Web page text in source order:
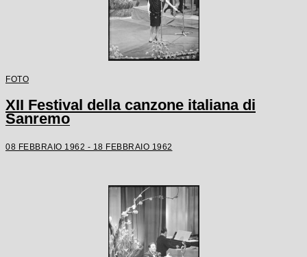
FOTO
XII Festival della canzone italiana di
Sanremo
08 FEBBRAIO 1962 - 18 FEBBRAIO 1962